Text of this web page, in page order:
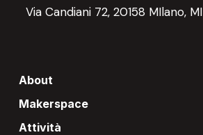
Via Candiani 72, 20158 MIlano, MI
About
Makerspace
Attività